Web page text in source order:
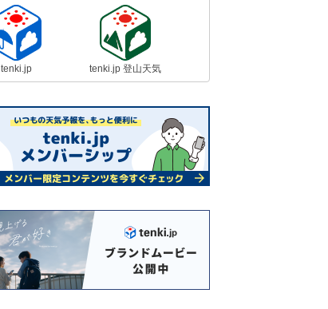
tenki.jp tenki.jp 登山天気